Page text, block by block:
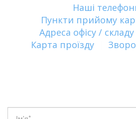
Наші
Пункти прийому
Адреса офісу / складу
Карта проїзду